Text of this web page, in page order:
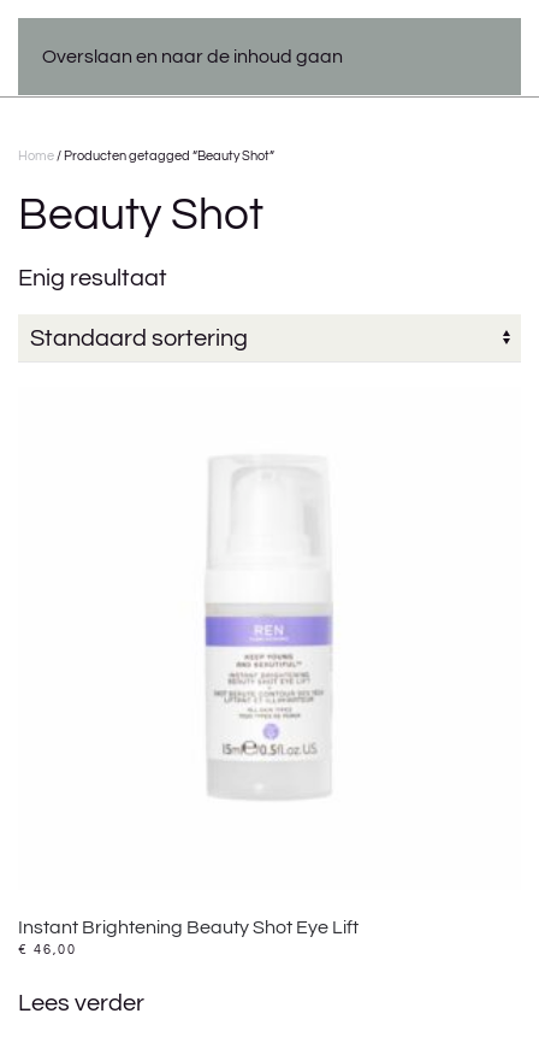
Overslaan en naar de inhoud gaan
Home / Producten getagged “Beauty Shot”
Beauty Shot
Enig resultaat
Instant Brightening Beauty Shot Eye Lift
€ 46,00
Lees verder